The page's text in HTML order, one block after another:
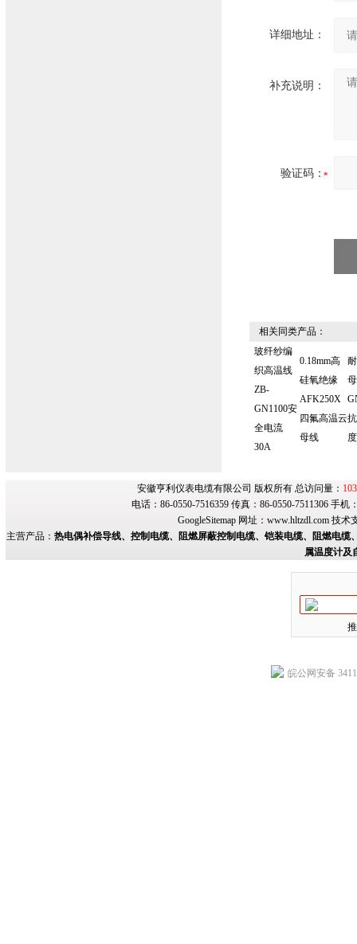
详细地址：
补充说明：
验证码：
相关同类产品：
玻纤纱编
织高温线
ZB-
GN1100安
全电流
30A
0.18mm高
硅氧绝缘
AFK250X
四氟高温云
母线
安徽亨利仪表电缆有限公司 版权所有 总访问量：
电话：86-0550-7516359 传真：86-0550-7511306 手
GoogleSitemap网址： www.hltzdl.com技术
主营产品： 热电偶补偿导线、控制电缆、阻燃屏蔽控制电缆、铠装电缆、阻燃电
属温度计及
皖公网安备